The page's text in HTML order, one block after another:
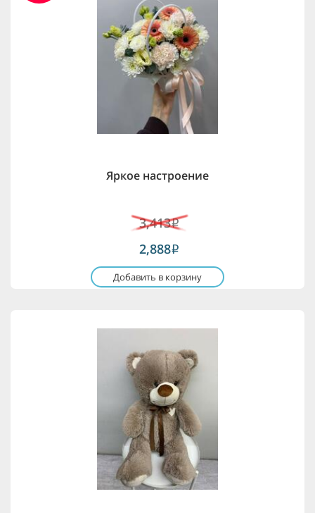
Яркое настроение
3,413i
2,888i
Добавить в корзину